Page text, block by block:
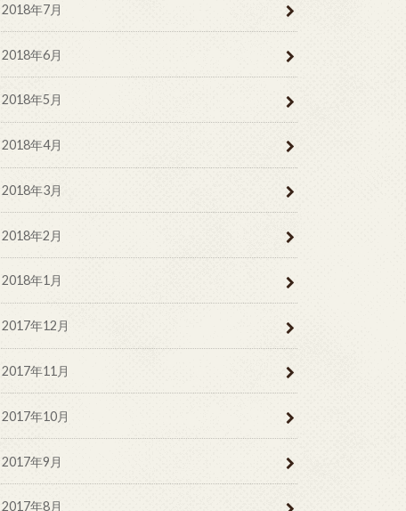
2018年7月
2018年6月
2018年5月
2018年4月
2018年3月
2018年2月
2018年1月
2017年12月
2017年11月
2017年10月
2017年9月
2017年8月